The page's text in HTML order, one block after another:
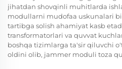
jihatdan shovqinli muhitlarda
modullarni mudofaa uskunalari
tartibga solish ahamiyat kasb
transformatorlari va quvvat
boshqa tizimlarga ta'sir qiluvchi
oldini olib, jammer moduli toza